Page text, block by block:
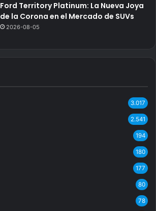
Ford Territory Platinum: La Nueva Joya
de la Corona en el Mercado de SUVs
2026-08-05
3.017
2.541
194
180
177
80
78